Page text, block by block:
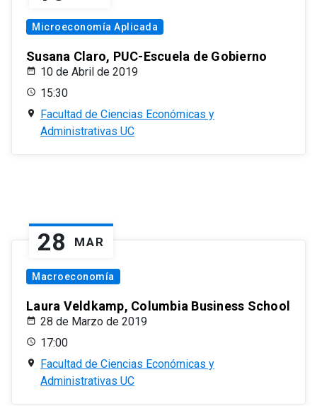
Microeconomía Aplicada
Susana Claro, PUC-Escuela de Gobierno
10 de Abril de 2019
15:30
Facultad de Ciencias Económicas y
Administrativas UC
28 MAR
Macroeconomía
Laura Veldkamp, Columbia Business School
28 de Marzo de 2019
17:00
Facultad de Ciencias Económicas y
Administrativas UC